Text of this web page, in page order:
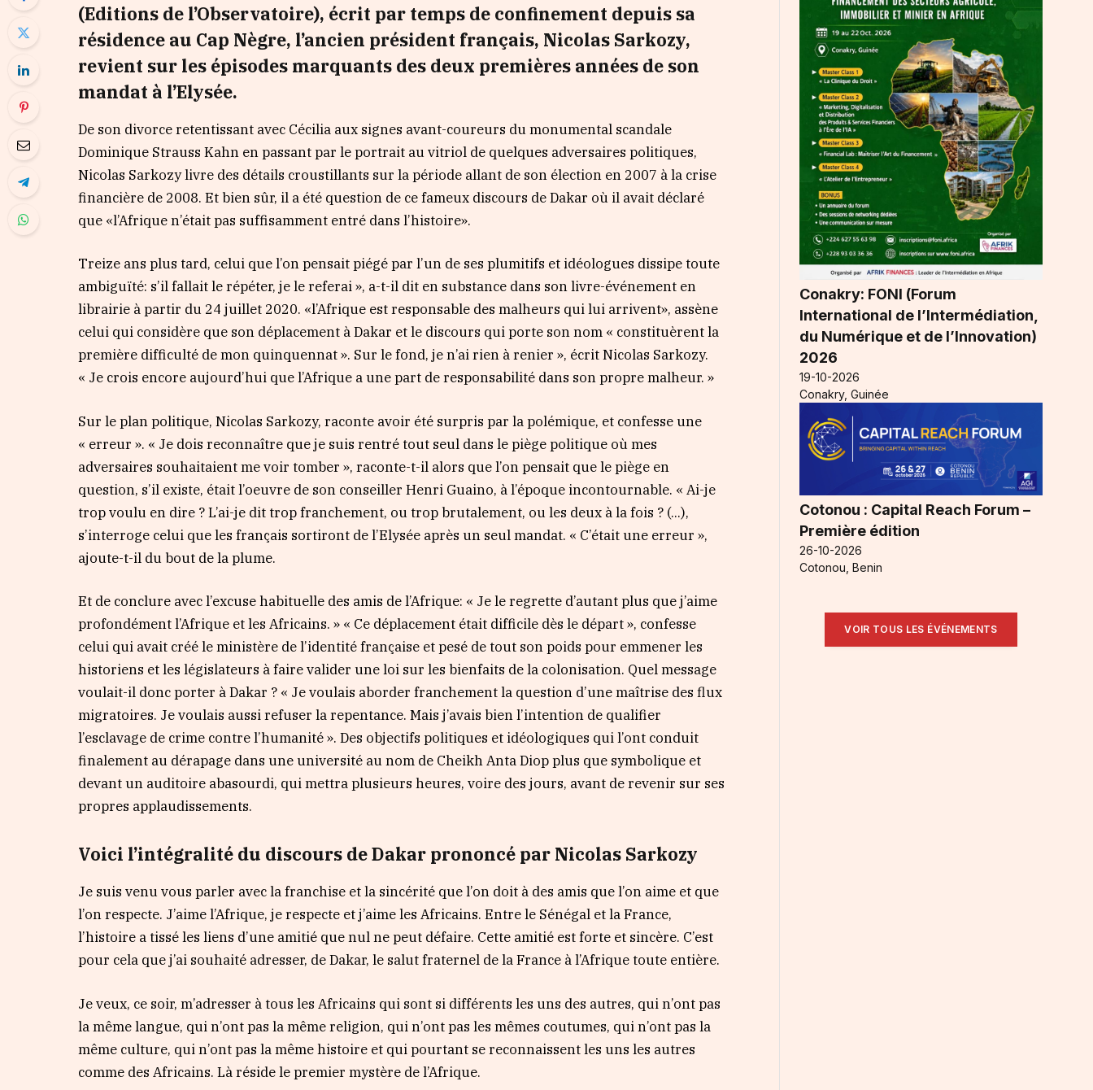
(Editions de l’Observatoire), écrit par temps de confinement depuis sa
résidence au Cap Nègre, l’ancien président français, Nicolas Sarkozy,
revient sur les épisodes marquants des deux premières années de son
mandat à l’Elysée.
De son divorce retentissant avec Cécilia aux signes avant-coureurs du monumental scandale
Dominique Strauss Kahn en passant par le portrait au vitriol de quelques adversaires politiques,
Nicolas Sarkozy livre des détails croustillants sur la période allant de son élection en 2007 à la crise
financière de 2008. Et bien sûr, il a été question de ce fameux discours de Dakar où il avait déclaré
que «l’Afrique n’était pas suffisamment entré dans l’histoire».
Treize ans plus tard, celui que l’on pensait piégé par l’un de ses plumitifs et idéologues dissipe toute
ambiguïté: s’il fallait le répéter, je le referai », a-t-il dit en substance dans son livre-événement en
librairie à partir du 24 juillet 2020. «l’Afrique est responsable des malheurs qui lui arrivent», assène
celui qui considère que son déplacement à Dakar et le discours qui porte son nom « constituèrent la
première difficulté de mon quinquennat ». Sur le fond, je n’ai rien à renier », écrit Nicolas Sarkozy.
« Je crois encore aujourd’hui que l’Afrique a une part de responsabilité dans son propre malheur. »
Sur le plan politique, Nicolas Sarkozy, raconte avoir été surpris par la polémique, et confesse une
« erreur ». « Je dois reconnaître que je suis rentré tout seul dans le piège politique où mes
adversaires souhaitaient me voir tomber », raconte-t-il alors que l’on pensait que le piège en
question, s’il existe, était l’oeuvre de son conseiller Henri Guaino, à l’époque incontournable. « Ai-je
trop voulu en dire ? L’ai-je dit trop franchement, ou trop brutalement, ou les deux à la fois ? (…),
s’interroge celui que les français sortiront de l’Elysée après un seul mandat. « C’était une erreur »,
ajoute-t-il du bout de la plume.
Et de conclure avec l’excuse habituelle des amis de l’Afrique: « Je le regrette d’autant plus que j’aime
profondément l’Afrique et les Africains. » « Ce déplacement était difficile dès le départ », confesse
celui qui avait créé le ministère de l’identité française et pesé de tout son poids pour emmener les
historiens et les législateurs à faire valider une loi sur les bienfaits de la colonisation. Quel message
voulait-il donc porter à Dakar ? « Je voulais aborder franchement la question d’une maîtrise des flux
migratoires. Je voulais aussi refuser la repentance. Mais j’avais bien l’intention de qualifier
l’esclavage de crime contre l’humanité ». Des objectifs politiques et idéologiques qui l’ont conduit
finalement au dérapage dans une université au nom de Cheikh Anta Diop plus que symbolique et
devant un auditoire abasourdi, qui mettra plusieurs heures, voire des jours, avant de revenir sur ses
propres applaudissements.
Voici l’intégralité du discours de Dakar prononcé par Nicolas Sarkozy
Je suis venu vous parler avec la franchise et la sincérité que l’on doit à des amis que l’on aime et que
l’on respecte. J’aime l’Afrique, je respecte et j’aime les Africains. Entre le Sénégal et la France,
l’histoire a tissé les liens d’une amitié que nul ne peut défaire. Cette amitié est forte et sincère. C’est
pour cela que j’ai souhaité adresser, de Dakar, le salut fraternel de la France à l’Afrique toute entière.
Je veux, ce soir, m’adresser à tous les Africains qui sont si différents les uns des autres, qui n’ont pas
la même langue, qui n’ont pas la même religion, qui n’ont pas les mêmes coutumes, qui n’ont pas la
même culture, qui n’ont pas la même histoire et qui pourtant se reconnaissent les uns les autres
comme des Africains. Là réside le premier mystère de l’Afrique.
Conakry: FONI (Forum
International de l’Intermédiation,
du Numérique et de l’Innovation)
2026
19-10-2026
Conakry, Guinée
Cotonou : Capital Reach Forum –
Première édition
26-10-2026
Cotonou, Benin
VOIR TOUS LES ÉVÉNEMENTS